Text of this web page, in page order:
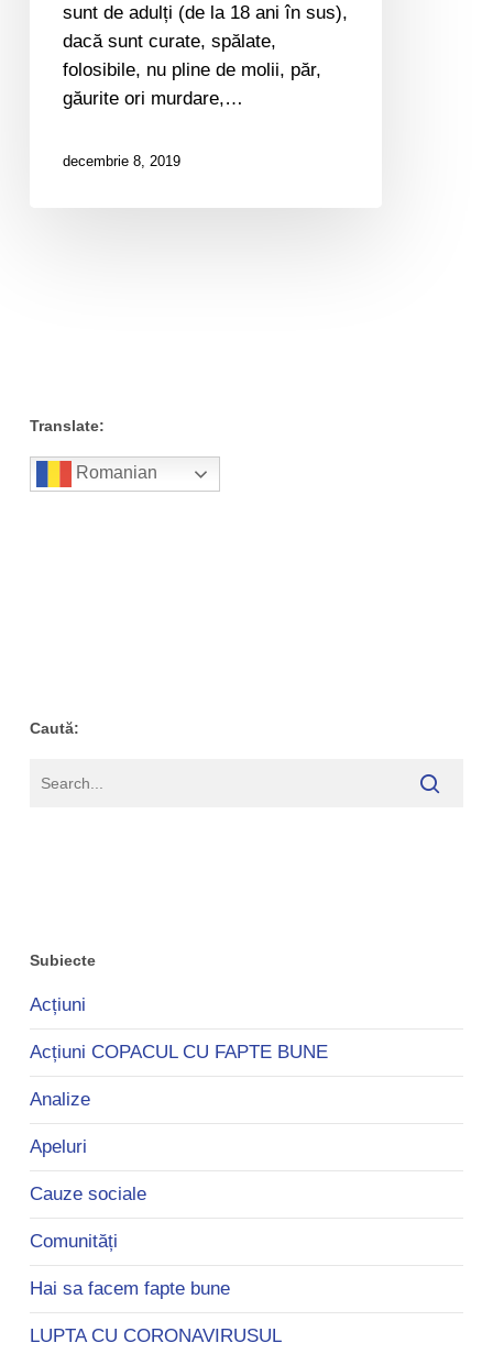
sunt de adulți (de la 18 ani în sus),
dacă sunt curate, spălate,
folosibile, nu pline de molii, păr,
găurite ori murdare,…
decembrie 8, 2019
Translate:
Romanian
Caută:
Subiecte
Acțiuni
Acțiuni COPACUL CU FAPTE BUNE
Analize
Apeluri
Cauze sociale
Comunități
Hai sa facem fapte bune
LUPTA CU CORONAVIRUSUL